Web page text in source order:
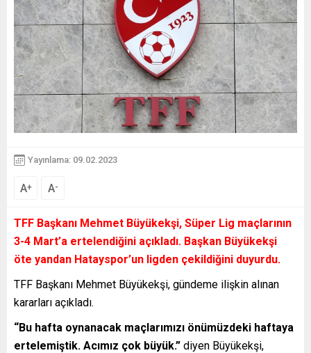
Yayınlama: 09.02.2023
A+ A-
TFF Başkanı Mehmet Büyükekşi, Süper Lig maçlarının
3-4 Mart’a ertelendiğini açıkladı. Başkan Büyükekşi
öte yandan Hatayspor’un ligden çekildiğini duyurdu.
TFF Başkanı Mehmet Büyükekşi, gündeme ilişkin alınan
kararları açıkladı.
“Bu hafta oynanacak maçlarımızı önümüzdeki haftaya
ertelemiştik. Acımız çok büyük.” diyen Büyükekşi,